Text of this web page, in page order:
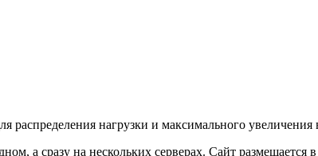
нагрузки и максимального увеличения
а сразу на нескольких серверах. Сайт размещается